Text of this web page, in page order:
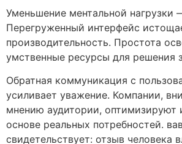
Уменьшение ментальной нагрузки
Перегруженный интерфейс
производительность. Простота
умственные ресурсы для решения
Обратная коммуникация с
усиливает уважение. Компании,
мнению аудитории, оптимизируют
основе реальных потребностей.
свидетельствует: отзыв человека